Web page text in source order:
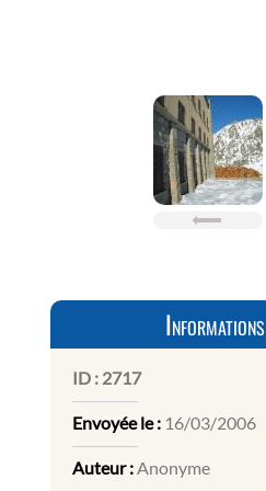
Informations
ID : 2717
Envoyée le : 16/03/2006
Auteur :Anonyme